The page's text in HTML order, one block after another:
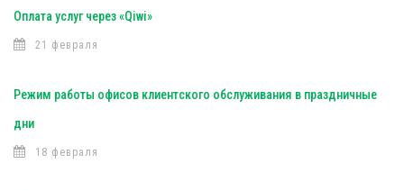
Оплата услуг через «Qiwi»
21 февраля
Режим работы офисов клиентского обслуживания в праздничные
дни
18 февраля